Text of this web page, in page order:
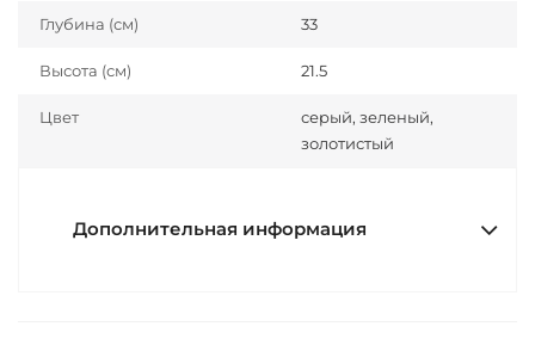
Глубина (см) 33
Высота (см) 21.5
Цвет
серый, зеленый,
золотистый
Дополнительная информация